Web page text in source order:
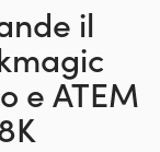
il
e ATEM